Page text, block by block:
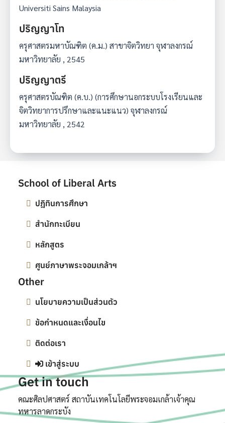
Universiti Sains Malaysia
ปริญญาโท
ครุศาสตรมหาบัณฑิต (ค.ม.) สาขาจิตวิทยา จุฬาลงกรณ์
มหาวิทยาลัย , 2545
ปริญญาตรี
ครุศาสตรบัณฑิต (ค.บ.) (การศึกษานอกระบบโรงเรียนและ
จิตวิทยาการปรึกษาและแนะแนว) จุฬาลงกรณ์
มหาวิทยาลัย , 2542
School of Liberal Arts
ปฎิทินการศึกษา
สำนักทะเบียน
หลักสูตร
ศูนย์ภาษาพระจอมเกล้าฯ
Other
นโยบายความเป็นส่วนตัว
ข้อกำหนดและเงื่อนไข
ติดต่อเรา
เข้าสู่ระบบ
Get in touch
คณะศิลปศาสตร์ สถาบันเทคโนโลยีพระจอมเกล้าเจ้าคุณ
ทหารลาดกระบัง